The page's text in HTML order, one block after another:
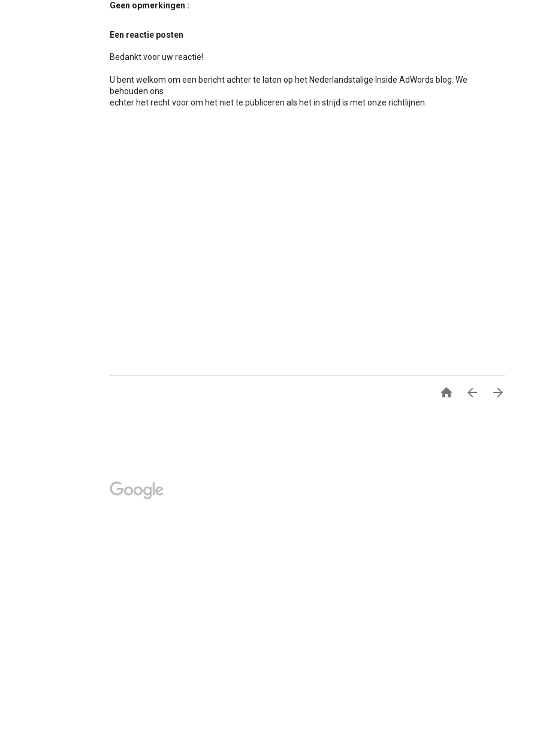
Geen opmerkingen :
Een reactie posten
Bedankt voor uw reactie!
U bent welkom om een bericht achter te laten op het Nederlandstalige Inside AdWords blog. We
behouden ons
echter het recht voor om het niet te publiceren als het in strijd is met onze richtlijnen.
  